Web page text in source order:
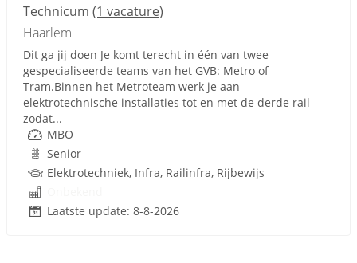
Technicum (1 vacature)
Haarlem
Dit ga jij doen Je komt terecht in één van twee
gespecialiseerde teams van het GVB: Metro of
Tram.Binnen het Metroteam werk je aan
elektrotechnische installaties tot en met de derde rail
zodat...
MBO
Senior
Elektrotechniek, Infra, Railinfra, Rijbewijs
Laatste update: 8-8-2026